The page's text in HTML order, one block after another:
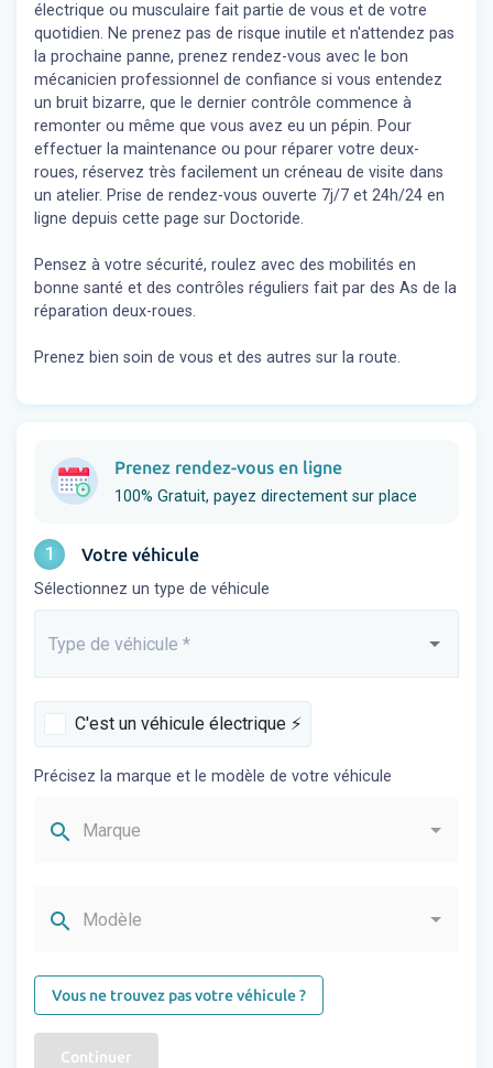
électrique ou musculaire fait partie de vous et de votre
quotidien. Ne prenez pas de risque inutile et n'attendez pas
la prochaine panne, prenez rendez-vous avec le bon
mécanicien professionnel de confiance si vous entendez
un bruit bizarre, que le dernier contrôle commence à
remonter ou même que vous avez eu un pépin. Pour
effectuer la maintenance ou pour réparer votre deux-
roues, réservez très facilement un créneau de visite dans
un atelier. Prise de rendez-vous ouverte 7j/7 et 24h/24 en
ligne depuis cette page sur Doctoride.
Pensez à votre sécurité, roulez avec des mobilités en
bonne santé et des contrôles réguliers fait par des As de la
réparation deux-roues.
Prenez bien soin de vous et des autres sur la route.
Prenez rendez-vous en ligne
100% Gratuit, payez directement sur place
1 Votre véhicule
Sélectionnez un type de véhicule
Saisissez...
Type de véhicule *
C'est un véhicule électrique ⚡️
Précisez la marque et le modèle de votre véhicule
search Marque
search Modèle
Vous ne trouvez pas votre véhicule ?
Continuer